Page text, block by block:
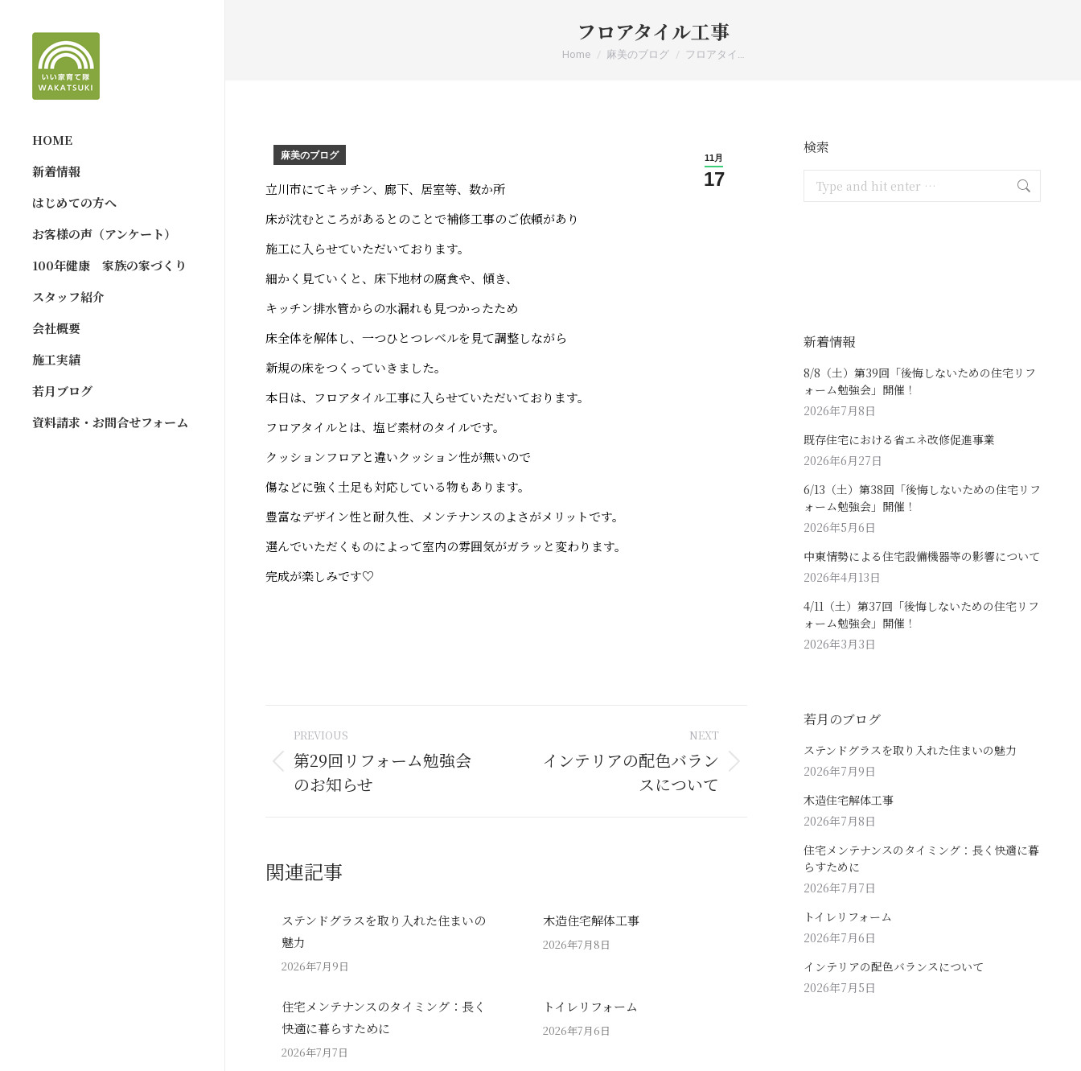
HOME
新着情報
はじめての方へ
お客様の声（アンケート）
100年健康 家族の家づくり
スタッフ紹介
会社概要
施工実績
若月ブログ
資料請求・お問合せフォーム
フロアタイル工事
You are here:
Home 麻美のブログ フロアタイ…
11月
17
麻美のブログ
立川市にてキッチン、廊下、居室等、数か所
床が沈むところがあるとのことで補修工事のご依頼があり
施工に入らせていただいております。
細かく見ていくと、床下地材の腐食や、傾き、
キッチン排水管からの水漏れも見つかったため
床全体を解体し、一つひとつレベルを見て調整しながら
新規の床をつくっていきました。
本日は、フロアタイル工事に入らせていただいております。
フロアタイルとは、塩ビ素材のタイルです。
クッションフロアと違いクッション性が無いので
傷などに強く土足も対応している物もあります。
豊富なデザイン性と耐久性、メンテナンスのよさがメリットです。
選んでいただくものによって室内の雰囲気がガラッと変わります。
完成が楽しみです♡
Post
navigation
PREVIOUS
Previous
post:
第29回リフォーム勉強会
のお知らせ
NEXT
Nextインテリアの配色バラン
スについて
関連記事
ステンドグラスを取り入れた住まいの
魅力
2026年7月9日
木造住宅解体工事
2026年7月8日
住宅メンテナンスのタイミング：長く
快適に暮らすために
2026年7月7日
トイレリフォーム
2026年7月6日
検索
新着情報
8/8（土）第39回「後悔しないための住宅リフ
ォーム勉強会」開催！
2026年7月8日
既存住宅における省エネ改修促進事業
2026年6月27日
6/13（土）第38回「後悔しないための住宅リフ
ォーム勉強会」開催！
2026年5月6日
中東情勢による住宅設備機器等の影響について
2026年4月13日
4/11（土）第37回「後悔しないための住宅リフ
ォーム勉強会」開催！
2026年3月3日
若月のブログ
ステンドグラスを取り入れた住まいの魅力
2026年7月9日
木造住宅解体工事
2026年7月8日
住宅メンテナンスのタイミング：長く快適に暮
らすために
2026年7月7日
トイレリフォーム
2026年7月6日
インテリアの配色バランスについて
2026年7月5日